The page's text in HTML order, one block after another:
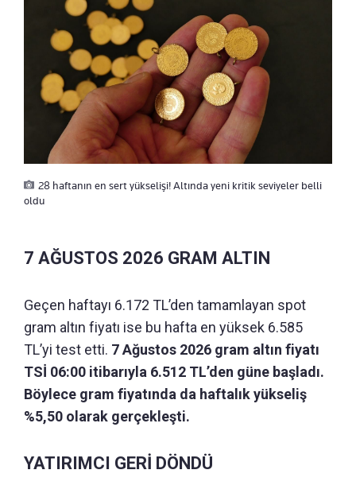
28 haftanın en sert yükselişi! Altında yeni kritik seviyeler belli
oldu
7 AĞUSTOS 2026 GRAM ALTIN
Geçen haftayı 6.172 TL’den tamamlayan spot
gram altın fiyatı ise bu hafta en yüksek 6.585
TL’yi test etti. 7 Ağustos 2026 gram altın fiyatı
TSİ 06:00 itibarıyla 6.512 TL’den güne başladı.
Böylece gram fiyatında da haftalık yükseliş
%5,50 olarak gerçekleşti.
YATIRIMCI GERİ DÖNDÜ